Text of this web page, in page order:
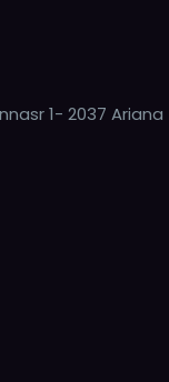
1- 2037 Ariana